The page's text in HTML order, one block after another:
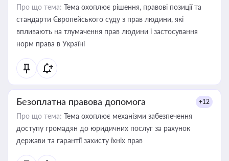
Про що тема: Тема охоплює рішення, правові позиції та
стандарти Європейського суду з прав людини, які
впливають на тлумачення прав людини і застосування
норм права в Україні
Безоплатна правова допомога +12
Про що тема: Тема охоплює механізми забезпечення
доступу громадян до юридичних послуг за рахунок
держави та гарантії захисту їхніх прав